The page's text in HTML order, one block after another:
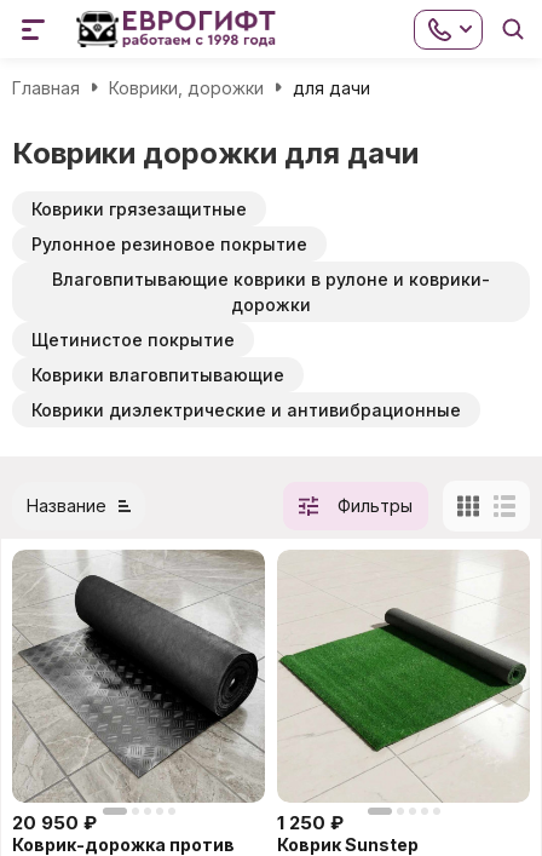
Главная Коврики, дорожки для дачи
Коврики дорожки для дачи
Коврики грязезащитные
Рулонное резиновое покрытие
Влаговпитывающие коврики в рулоне и коврики-
дорожки
Щетинистое покрытие
Коврики влаговпитывающие
Коврики диэлектрические и антивибрационные
Название Фильтры
20 950 ₽
Коврик-дорожка против
1 250 ₽
Коврик Sunstep